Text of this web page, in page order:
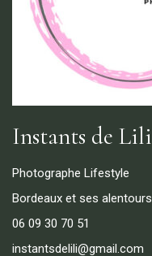
Instants de Lili
Photographe Lifestyle
Bordeaux et ses alentours
06 09 30 70 51
instantsdelili@gmail.com